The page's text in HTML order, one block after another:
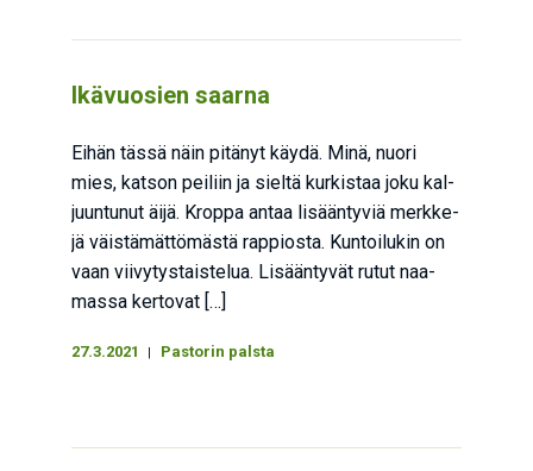
Ikä­vuo­sien saarna
Eihän täs­sä näin pitä­nyt käy­dä. Minä, nuo­ri
mies, kat­son pei­liin ja siel­tä kur­kis­taa joku kal­
juun­tu­nut äijä. Krop­pa antaa lisään­ty­viä merk­ke­
jä väis­tä­mät­tö­mäs­tä rap­pios­ta. Kun­toi­lu­kin on
vaan vii­vy­tys­tais­te­lua. Lisään­ty­vät rutut naa­
mas­sa ker­to­vat […]
27.3.2021 Pastorin palsta